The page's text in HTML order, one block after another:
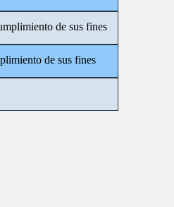
de sus fines
de sus fines